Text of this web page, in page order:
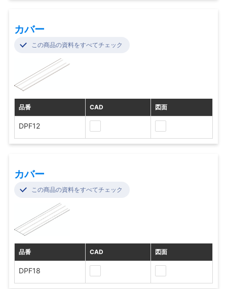
カバー
この商品の資料をすべてチェック
品番 CAD 図面
DPF12
カバー
この商品の資料をすべてチェック
品番 CAD 図面
DPF18